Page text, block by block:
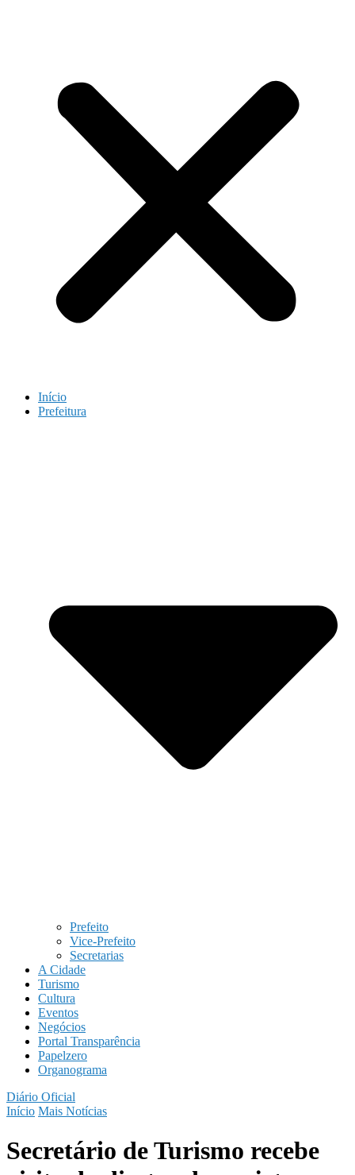
Início
Prefeitura
Prefeito
Vice-Prefeito
Secretarias
A Cidade
Turismo
Cultura
Eventos
Negócios
Portal Transparência
Papelzero
Organograma
Diário Oficial
Início Mais Notícias
Secretário de Turismo recebe